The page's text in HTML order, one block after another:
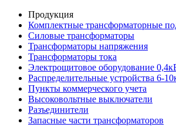
Продукция
Комплектные трансформаторные
Силовые трансформаторы
Трансформаторы напряжения
Трансформаторы тока
Электрощитовое оборудование
Распределительные устройства 6-
Пункты коммерческого учета
Высоковольтные выключатели
Разъединители
Запасные части трансформаторов